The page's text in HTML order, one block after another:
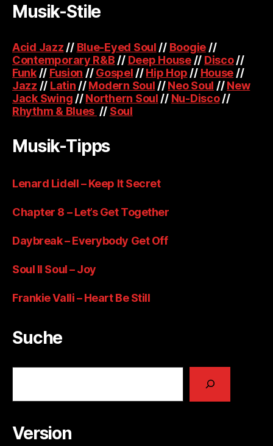
Musik-Stile
Acid Jazz // Blue-Eyed Soul // Boogie //
Contemporary R&B // Deep House// Disco//
Funk// Fusion //Gospel //Hip Hop // House //
Jazz // Latin //Modern Soul //Neo Soul //New
Jack Swing //Northern Soul // Nu-Disco//
Rhythm & Blues // Soul
Musik-Tipps
Lenard Lidell – Keep It Secret
Chapter 8 – Let’s Get Together
Daybreak – Everybody Get Off
Soul II Soul – Joy
Frankie Valli – Heart Be Still
Suche
Version